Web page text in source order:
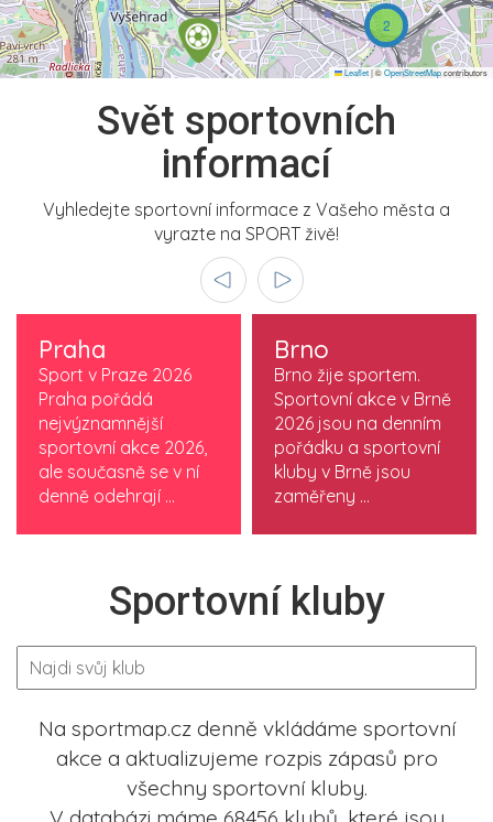
2
Leaflet|©OpenStreetMapcontributors
Svět sportovních
informací
Vyhledejte sportovní informace z Vašeho města a
vyrazte na SPORT živě!
Praha
Sport v Praze 2026
Praha pořádá
nejvýznamnější
sportovní akce 2026,
ale současně se v ní
denně odehrají ...
Brno
Brno žije sportem.
Sportovní akce v Brně
2026 jsou na denním
pořádku a sportovní
kluby v Brně jsou
zaměřeny ...
Sportovní kluby
Na sportmap.cz denně vkládáme sportovní
akce a aktualizujeme rozpis zápasů pro
všechny sportovní kluby.